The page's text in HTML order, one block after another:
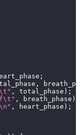
;
,
, total_phase ) ;
, breath_phase )
, heart_phase ) ;